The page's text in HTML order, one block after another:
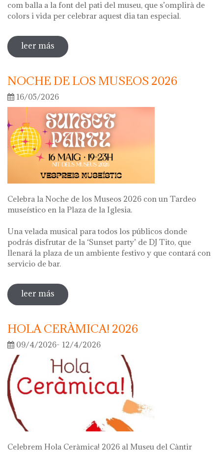
com balla a la font del pati del museu, que s’omplirà de
colors i vida per celebrar aquest dia tan especial.
leer más sobre diada de la flor
NOCHE DE LOS MUSEOS 2026
16/05/2026
Celebra la Noche de los Museos 2026 con un Tardeo
museístico en la Plaza de la Iglesia.
Una velada musical para todos los públicos donde
podrás disfrutar de la ‘Sunset party’ de DJ Tito, que
llenará la plaza de un ambiente festivo y que contará con
servicio de bar.
leer más sobre noche de los museos 2026
HOLA CERÀMICA! 2026
09/4/2026- 12/4/2026
Celebrem Hola Ceràmica! 2026 al Museu del Càntir